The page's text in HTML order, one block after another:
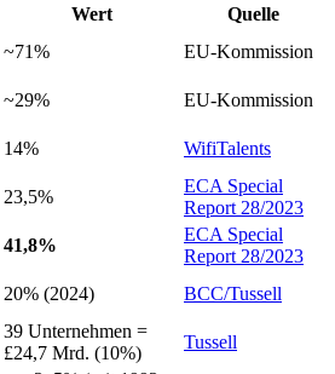
Wert
Quelle
~71%
EU-Kommission
~29%
EU-Kommission
14%
WifiTalents
23,5%
ECA Special
Report 28/2023
41,8%
ECA Special
Report 28/2023
20% (2024)
BCC/Tussell
39 Unternehmen =
£24,7 Mrd. (10%)
Tussell